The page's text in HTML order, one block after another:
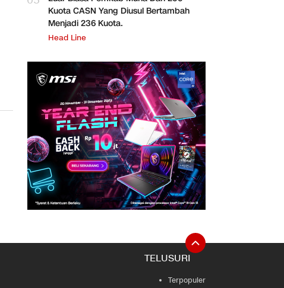
Kuota CASN Yang Diusul Bertambah
Menjadi 236 Kuota.
Head Line
TELUSURI
Terpopuler